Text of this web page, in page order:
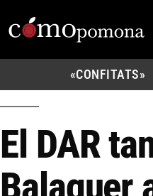
«CONFITATS»
El DAR
Balaguer